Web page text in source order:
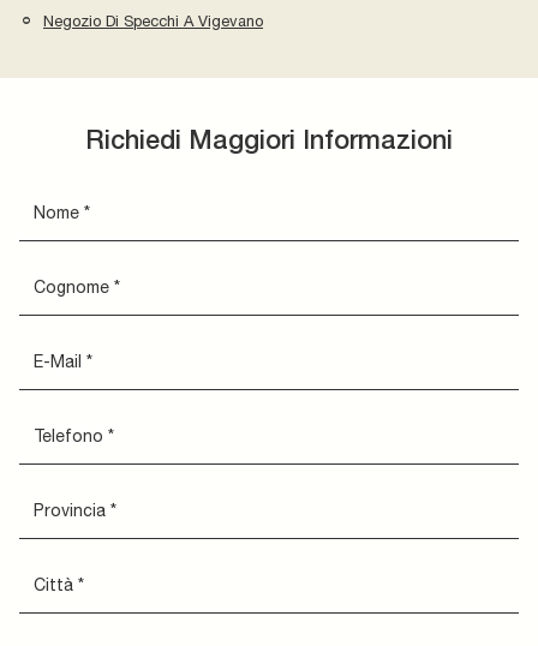
Negozio Di Specchi A Vigevano
Richiedi Maggiori Informazioni